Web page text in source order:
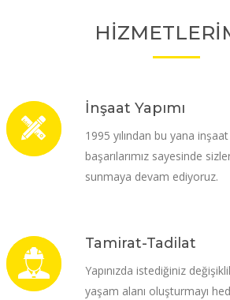
İnşaat Yapımı
1995 yılından bu yana
başarılarımız sayesinde
sunmaya devam ediyoruz.
Tamirat-Tadilat
Yapınızda istediğiniz
yaşam alanı oluşturmayı